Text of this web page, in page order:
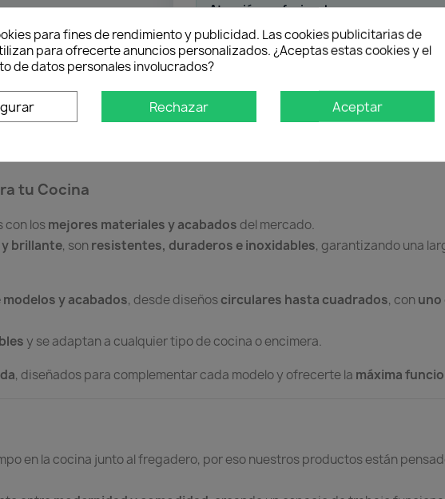
Atención profesional
Te ayudamos con cualquier duda
tu Cocina
con losmejores materiales y acabados del mercado.
brillante, son resistentes, duraderos e inoxidables, garantizando una
y acabados, desde diseñoscirculares hasta cuadrados, con uno
y se adaptan a cualquier tipo de cocina o encimera.
, diseñados para complementar cada modelo y ofrecerte la máxima
en la cocina junto al fregadero, por eso nuestros productos están
para fines de rendimiento y publicidad. Las cookies publicitarias de
para ofrecerte anuncios personalizados. ¿Aceptas estas cookies y el
de datos personales involucrados?
Rechazar Aceptar